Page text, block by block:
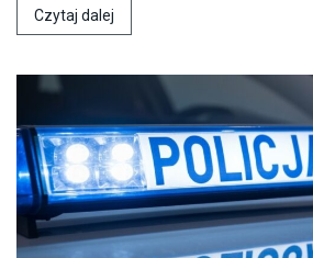
Czytaj dalej